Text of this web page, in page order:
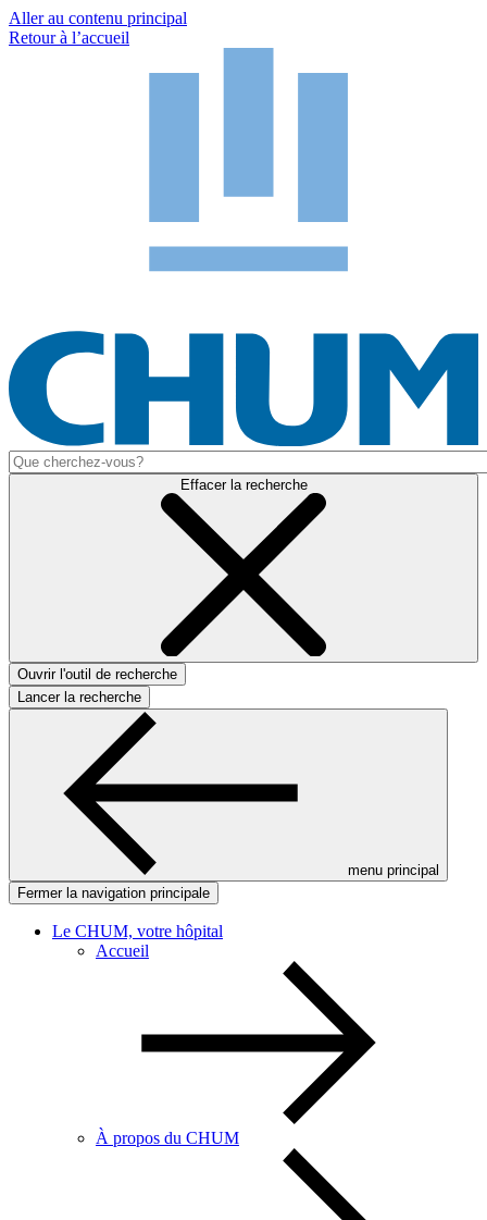
Aller au contenu principal
Retour à l’accueil
Effacer la recherche
Ouvrir l'outil de recherche
Lancer la recherche
menu principal
Fermer la navigation principale
Le CHUM, votre hôpital
Accueil
À propos du CHUM